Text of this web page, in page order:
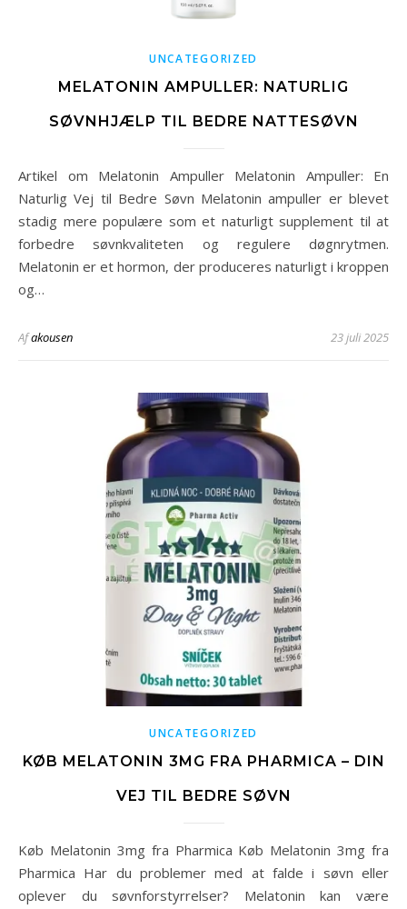
UNCATEGORIZED
MELATONIN AMPULLER: NATURLIG
SØVNHJÆLP TIL BEDRE NATTESØVN
Artikel om Melatonin Ampuller Melatonin Ampuller: En
Naturlig Vej til Bedre Søvn Melatonin ampuller er blevet
stadig mere populære som et naturligt supplement til at
forbedre søvnkvaliteten og regulere døgnrytmen.
Melatonin er et hormon, der produceres naturligt i kroppen
og…
Afakousen 23 juli 2025
UNCATEGORIZED
KØB MELATONIN 3MG FRA PHARMICA – DIN
VEJ TIL BEDRE SØVN
Køb Melatonin 3mg fra Pharmica Køb Melatonin 3mg fra
Pharmica Har du problemer med at falde i søvn eller
oplever du søvnforstyrrelser? Melatonin kan være